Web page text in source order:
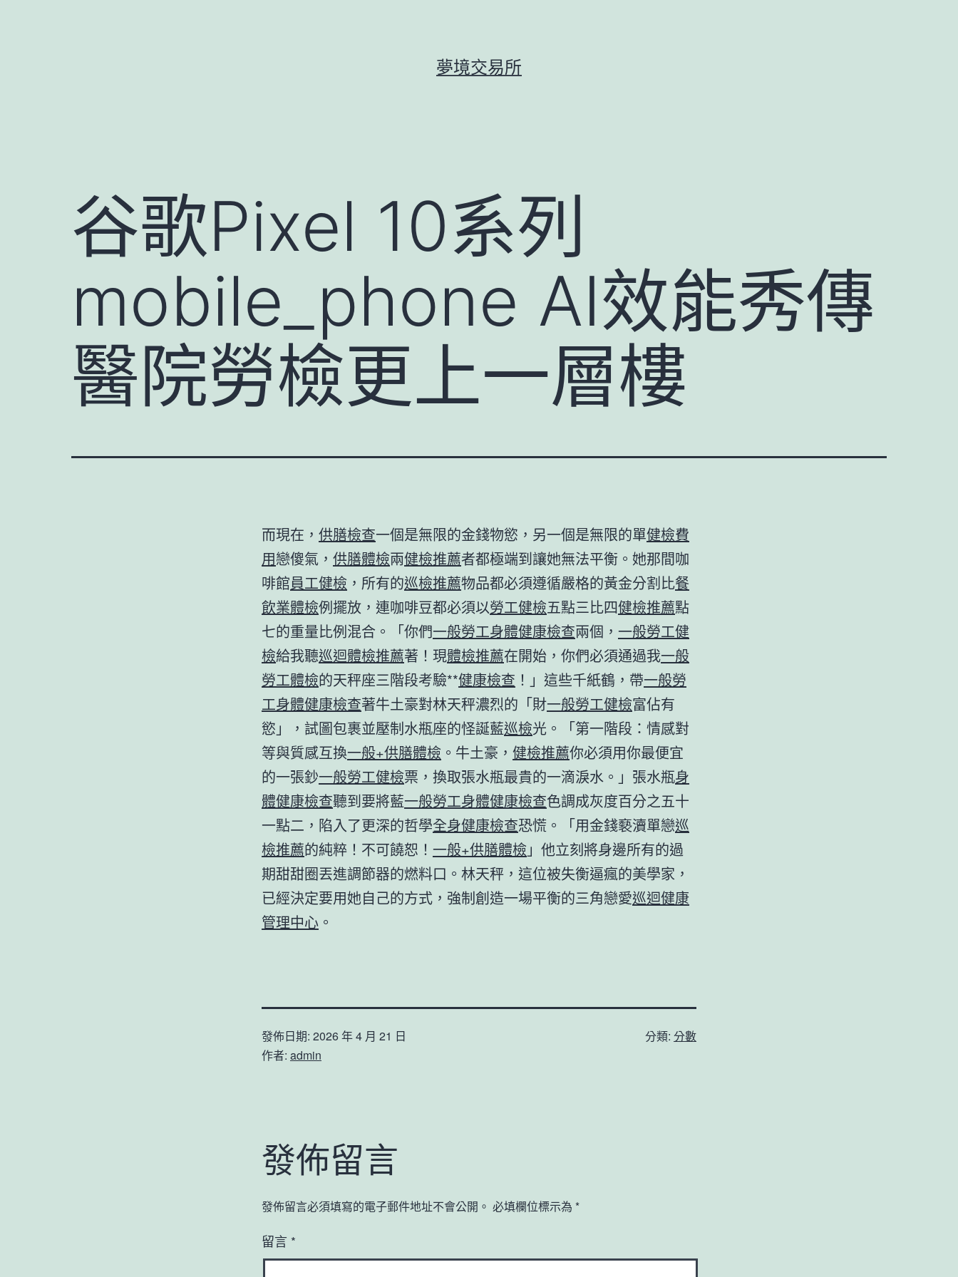
夢境交易所
谷歌Pixel 10系列
mobile_phone AI效能秀傳
醫院勞檢更上一層樓
而現在， 供膳檢查一個是無限的金錢物慾，另一個是無限的單健檢費
用戀傻氣， 供膳體檢兩健檢推薦者都極端到讓她無法平衡。她那間咖
啡館員工健檢 ，所有的巡檢推薦物品都必須遵循嚴格的黃金分割比餐
飲業體檢例擺放，連咖啡豆都必須以勞工健檢五點三比四健檢推薦點
七的重量比例混合。「你們一般勞工身體健康檢查兩個， 一般勞工健
檢給我聽巡迴體檢推薦著！現體檢推薦在開始，你們必須通過我一般
勞工體檢的天秤座三階段考驗**健康檢查 ！」這些千紙鶴，帶一般勞
工身體健康檢查著牛土豪對林天秤濃烈的「財一般勞工健檢富佔有
慾」，試圖包裹並壓制水瓶座的怪誕藍巡檢光。「第一階段：情感對
等與質感互換一般+供膳體檢 。牛土豪， 健檢推薦你必須用你最便宜
的一張鈔一般勞工健檢票，換取張水瓶最貴的一滴淚水。」張水瓶身
體健康檢查聽到要將藍一般勞工身體健康檢查色調成灰度百分之五十
一點二，陷入了更深的哲學全身健康檢查恐慌。「用金錢褻瀆單戀巡
檢推薦的純粹！不可饒恕！ 一般+供膳體檢 」他立刻將身邊所有的過
期甜甜圈丟進調節器的燃料口。林天秤，這位被失衡逼瘋的美學家，
已經決定要用她自己的方式，強制創造一場平衡的三角戀愛巡迴健康
管理中心 。
發佈日期: 2026 年 4 月 21 日
作者: admin
分類: 分數
發佈留言
發佈留言必須填寫的電子郵件地址不會公開。 必填欄位標示為 *
留言 *